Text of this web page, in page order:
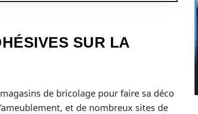
SUR LA
de bricolage pour faire sa déco
et de nombreux sites de